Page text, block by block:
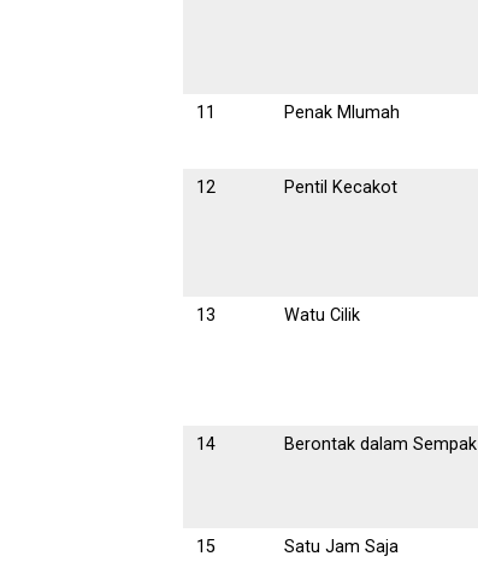
11 Penak Mlumah
12 Pentil Kecakot
13 Watu Cilik
14 Berontak dalam Sempak
15 Satu Jam Saja